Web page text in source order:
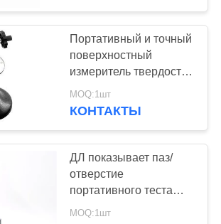
Портативный и точный
поверхностный
измеритель твердости
ПХ-1С Роквелл
многофункциональный
MOQ:1шт
КОНТАКТЫ
ДЛ показывает паз/
отверстие
портативного теста
измерителя твердости
MOQ:1шт